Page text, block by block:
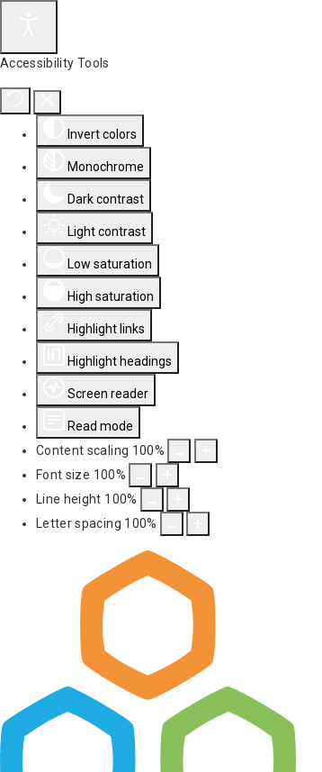
Accessibility Tools
Invert colors
Monochrome
Dark contrast
Light contrast
Low saturation
High saturation
Highlight links
Highlight headings
Screen reader
Read mode
Content scaling 100%
Font size 100%
Line height 100%
Letter spacing 100%